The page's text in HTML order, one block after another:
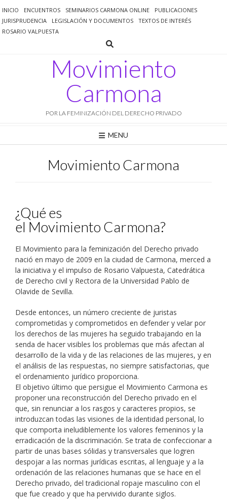
al
contenido
INICIO ENCUENTROS SEMINARIOS CARMONA ONLINE
PUBLICACIONES
JURISPRUDENCIA
LEGISLACIÓN Y DOCUMENTOS
TEXTOS DE INTERÉS
ROSARIO VALPUESTA
Movimiento
Carmona
POR LA FEMINIZACIÓN DEL DERECHO PRIVADO
MENU
Movimiento Carmona
¿Qué es
el Movimiento Carmona?
El Movimiento para la feminización del Derecho privado
nació en mayo de 2009 en la ciudad de Carmona, merced a
la iniciativa y el impulso de Rosario Valpuesta, Catedrática
de Derecho civil y Rectora de la Universidad Pablo de
Olavide de Sevilla.
Desde entonces, un número creciente de juristas
comprometidas y comprometidos en defender y velar por
los derechos de las mujeres ha seguido trabajando en la
senda de hacer visibles los problemas que más afectan al
desarrollo de la vida y de las relaciones de las mujeres, y en
el análisis de las respuestas, no siempre satisfactorias, que
el ordenamiento jurídico proporciona.
El objetivo último que persigue el Movimiento Carmona es
proponer una reconstrucción del Derecho privado en el
que, sin renunciar a los rasgos y caracteres propios, se
introduzcan todas las visiones de la identidad personal, lo
que comporta ineludiblemente los valores femeninos y la
erradicación de la discriminación. Se trata de confeccionar a
partir de unas bases sólidas y transversales que logren
despojar a las normas jurídicas escritas, al lenguaje y a la
ordenación de las relaciones humanas que se hace en el
Derecho privado, del tradicional ropaje masculino con el
que fue creado y que ha pervivido durante siglos.